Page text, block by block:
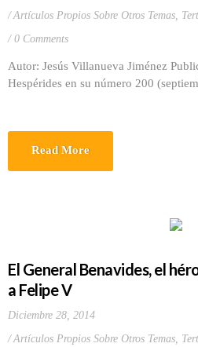
Artículos Propios Sobre Otros Temas,
0 Comments
Autor: Jesús Villanueva Jiménez
Hespérides en su número 200
Read More
El General Benavides, el
a Felipe V
Diciembre 28, 2014
Artículos Propios Sobre Otros Temas,